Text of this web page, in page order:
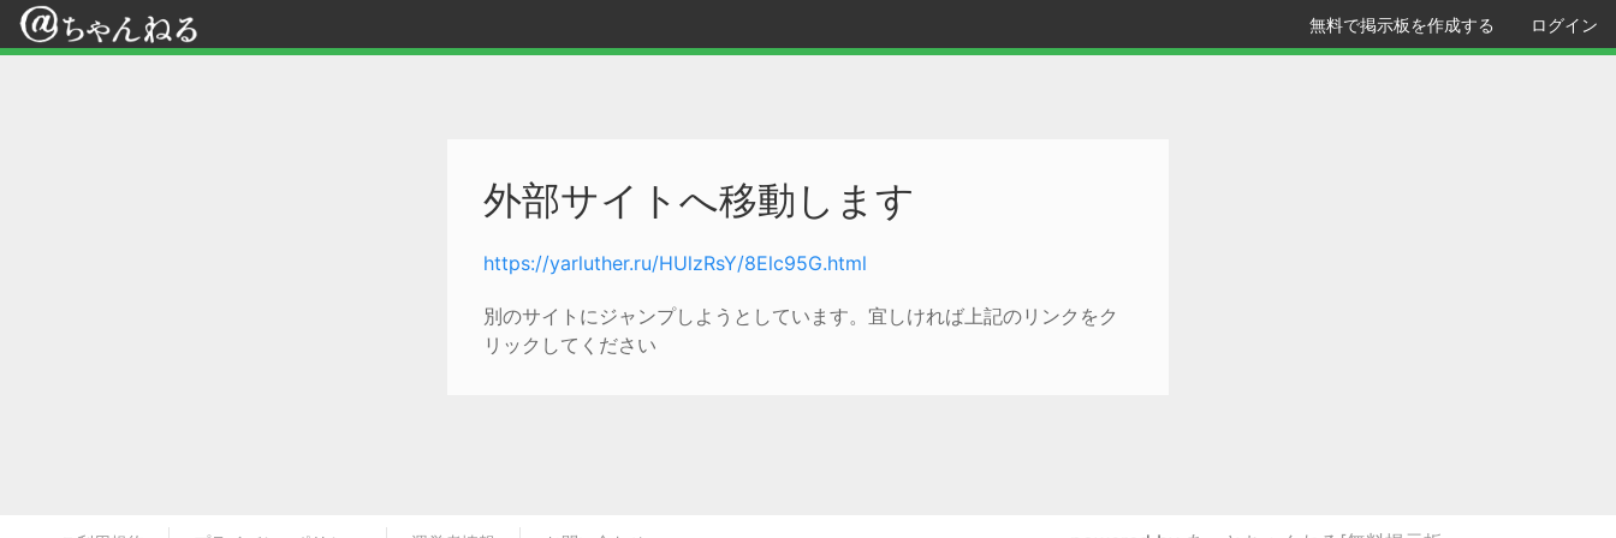
無料で掲示板を作成する ログイン
外部サイトへ移動します
https://yarluther.ru/HUlzRsY/8Elc95G.html
別のサイトにジャンプしようとしています。宜しければ上記のリンクをク
リックしてください